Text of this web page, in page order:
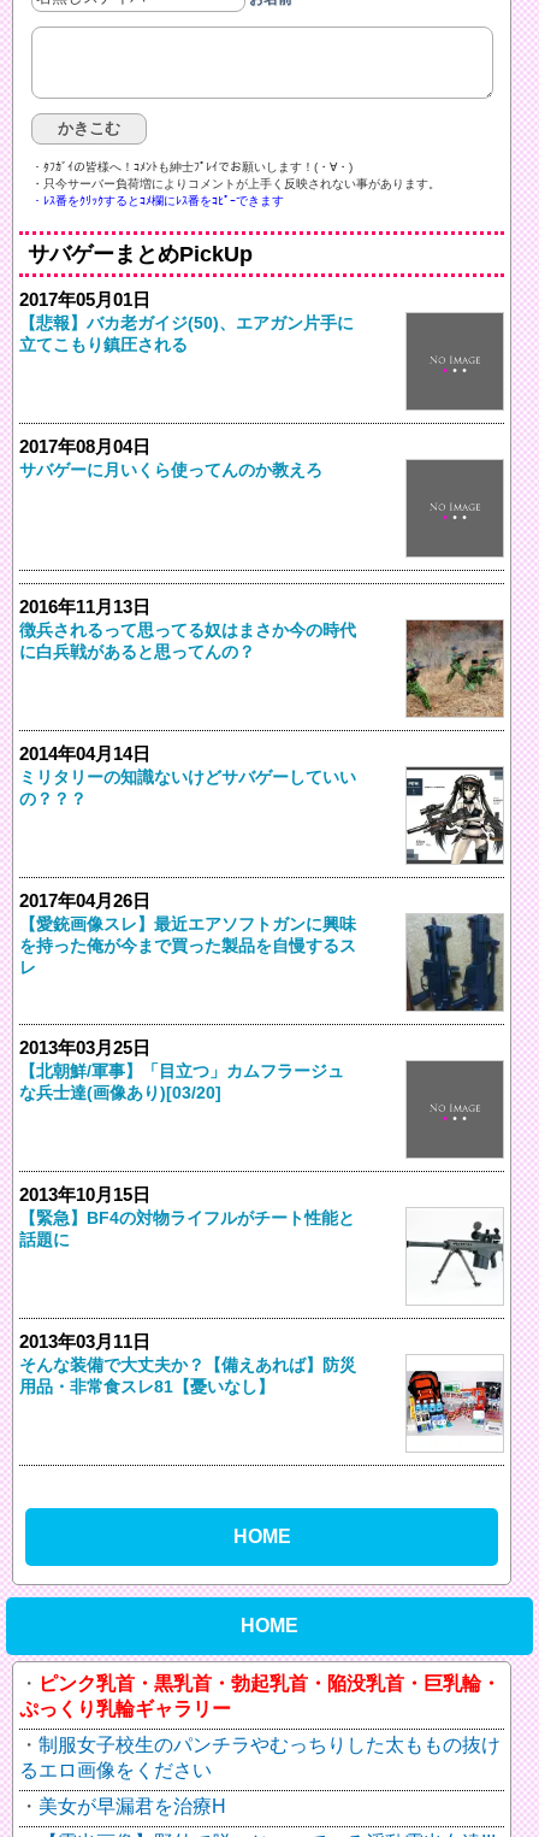
・ﾀﾌｶﾞｲの皆様へ！ｺﾒﾝﾄも紳士ﾌﾟﾚｲでお願いします！(・∀・)ゞ
・只今サーバー負荷増によりコメントが上手く反映されない事があります。
・ﾚｽ番をｸﾘｯｸするとｺﾒ欄にﾚｽ番をｺﾋﾟｰできます
サバゲーまとめPickUp
2017年05月01日
【悲報】バカ老ガイジ(50)、エアガン片手に
立てこもり鎮圧される
2017年08月04日
サバゲーに月いくら使ってんのか教えろ
2016年11月13日
徴兵されるって思ってる奴はまさか今の時代
に白兵戦があると思ってんの？
2014年04月14日
ミリタリーの知識ないけどサバゲーしていい
の？？？
2017年04月26日
【愛銃画像スレ】最近エアソフトガンに興味
を持った俺が今まで買った製品を自慢するス
レ
2013年03月25日
【北朝鮮/軍事】「目立つ」カムフラージュ
な兵士達(画像あり)[03/20]
2013年10月15日
【緊急】BF4の対物ライフルがチート性能と
話題に
2013年03月11日
そんな装備で大丈夫か？【備えあれば】防災
用品・非常食スレ81【憂いなし】
HOME
HOME
ピンク乳首・黒乳首・勃起乳首・陥没乳首・巨乳輪・
ぷっくり乳輪ギャラリー
制服女子校生のパンチラやむっちりした太ももの抜け
るエロ画像をください
美女が早漏君を治療H